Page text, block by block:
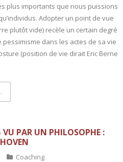
plus importants que nous puissions
Adopter un point de vue
plutôt vide) recèle un certain degré
pessimisme dans les actes de sa vie
(position de vie dirait Eric Berne
PAR UN PHILOSOPHE :
Coaching